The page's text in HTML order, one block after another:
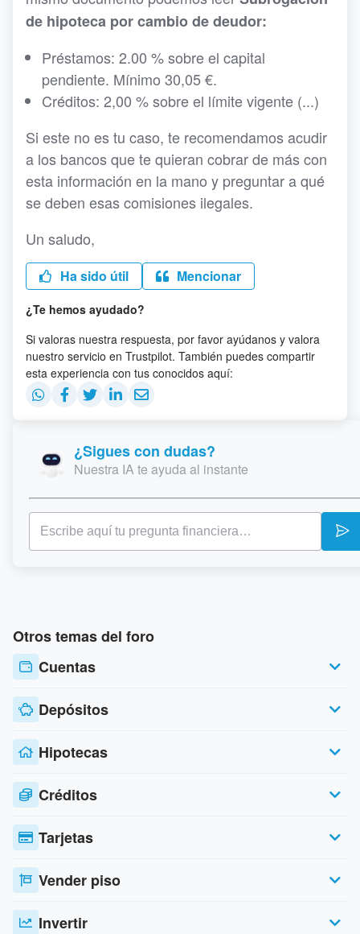
de hipoteca por cambio de deudor:
Préstamos: 2.00 % sobre el capital
pendiente. Mínimo 30,05 €.
Créditos: 2,00 % sobre el límite vigente (...)
Si este no es tu caso, te recomendamos acudir
a los bancos que te quieran cobrar de más con
esta información en la mano y preguntar a qué
se deben esas comisiones ilegales.
Un saludo,
Ha sido útil Mencionar
¿Te hemos ayudado?
Si valoras nuestra respuesta, por favor ayúdanos y valora
nuestro servicio en Trustpilot. También puedes compartir
esta experiencia con tus conocidos aquí:
¿Sigues con dudas?
Nuestra IA te ayuda al instante
Otros temas del foro
Cuentas
Depósitos
Hipotecas
Créditos
Tarjetas
Vender piso
Invertir